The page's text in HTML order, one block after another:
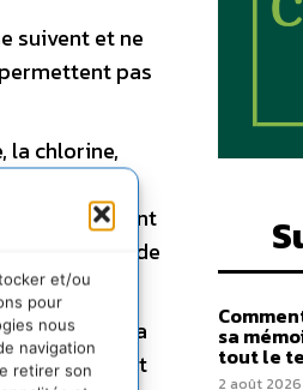
et/ou
pour
nous
navigation
retirer son
suivent et ne
pas
la chlorine,
de
riverains, dont
industrielle de
Pékin a
s’appuyait
sa
tout le
2 août 2026